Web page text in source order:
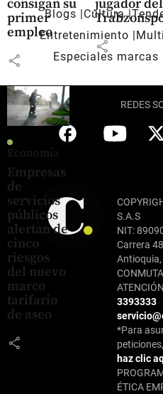
consigan su
primer
empleo
share
jugador del
share
Economía
Empresas
de
servicios
públicos
alertan de
cinco
riesgos
del nuevo
marco
tarifario
de aseo
share
Blogs
Cultura
Entretenimiento
Especiales
REDES
S.A.S
NIT:
Carrera
3393333
*Para
haz clic
ÉTICA